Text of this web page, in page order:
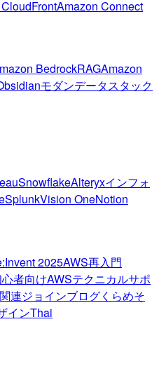
Amazon Connect
BedrockRAGAmazon
モダンデータスタック
SnowflakeAlteryxインフォ
SplunkVision OneNotion
2025AWS再入門
者向けAWSテクニカルサポ
連ジョインブログくらめそ
インThai